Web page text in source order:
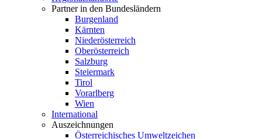
Partner in den Bundesländern
Burgenland
Kärnten
Niederösterreich
Oberösterreich
Salzburg
Steiermark
Tirol
Vorarlberg
Wien
International
Auszeichnungen
Österreichisches Umweltzeichen